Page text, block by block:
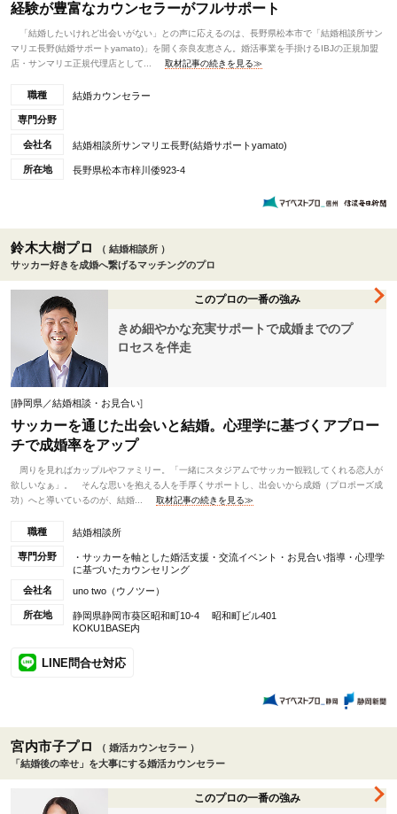
経験が豊富なカウンセラーがフルサポート
「結婚したいけれど出会いがない」との声に応えるのは、長野県松本市で「結婚相談所サン
マリエ長野(結婚サポートyamato)」を開く奈良友恵さん。婚活事業を手掛けるIBJの正規加盟
店・サンマリエ正規代理店として...
取材記事の続きを見る≫
職種 結婚カウンセラー
専門分野
会社名 結婚相談所サンマリエ長野(結婚サポートyamato)
所在地 長野県松本市梓川倭923-4
鈴木大樹プロ
（ 結婚相談所 ）
サッカー好きを成婚へ繋げるマッチングのプロ
このプロの一番の強み
きめ細やかな充実サポートで成婚までのプ
ロセスを伴走
[静岡県／結婚相談・お見合い]
サッカーを通じた出会いと結婚。心理学に基づくアプロー
チで成婚率をアップ
周りを見ればカップルやファミリー。「一緒にスタジアムでサッカー観戦してくれる恋人が
欲しいなぁ」。 そんな思いを抱える人を手厚くサポートし、出会いから成婚（プロポーズ成
功）へと導いているのが、結婚...
取材記事の続きを見る≫
職種 結婚相談所
専門分野
・サッカーを軸とした婚活支援・交流イベント・お見合い指導・心理学
に基づいたカウンセリング
会社名
uno two（ウノツー）
所在地
静岡県静岡市葵区昭和町10-4 昭和町ビル401
KOKU1BASE内
LINE問合せ対応
宮内市子プロ
（ 婚活カウンセラー ）
「結婚後の幸せ」を大事にする婚活カウンセラー
このプロの一番の強み